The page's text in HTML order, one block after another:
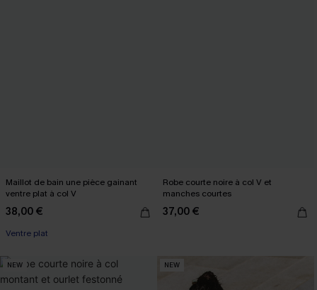
Maillot de bain une pièce gainant
ventre plat à col V
38,00 €
Ventre plat
Robe courte noire à col V et
manches courtes
37,00 €
NEW NEW